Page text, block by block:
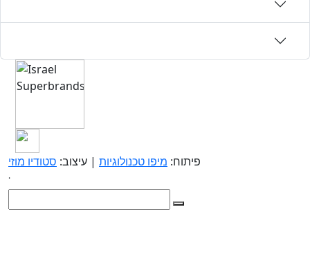
פיתוח: מיפו טכנולוגיות | עיצוב: סטודיו מוזי
.